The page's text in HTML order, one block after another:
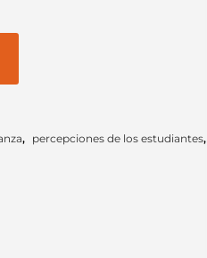
, percepciones de los estudiantes,